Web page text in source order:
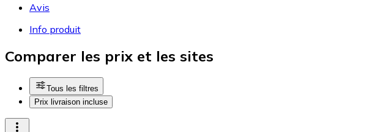
Avis
Info produit
Comparer les prix et les sites
Tous les filtres
Prix livraison incluse